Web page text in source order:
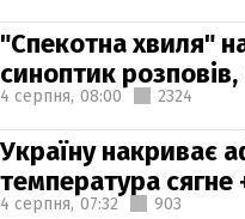
"Спекотна хвиля"
синоптик
4 серпня, 08:00 2324
Україну накриває
температура сягне
4 серпня, 07:32 903